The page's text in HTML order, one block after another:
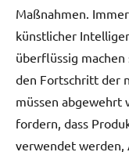
Maßnahmen.
künstlicher
überflüssig
den Fortschritt der
müssen abgewehrt
fordern, dass
verwendet